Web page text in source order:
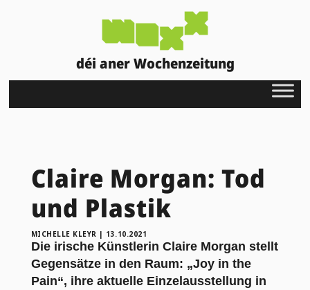
déi aner Wochenzeitung
Claire Morgan: Tod
und Plastik
MICHELLE KLEYR | 13.10.2021
Die irische Künstlerin Claire Morgan stellt
Gegensätze in den Raum: „Joy in the
Pain“, ihre aktuelle Einzelausstellung in